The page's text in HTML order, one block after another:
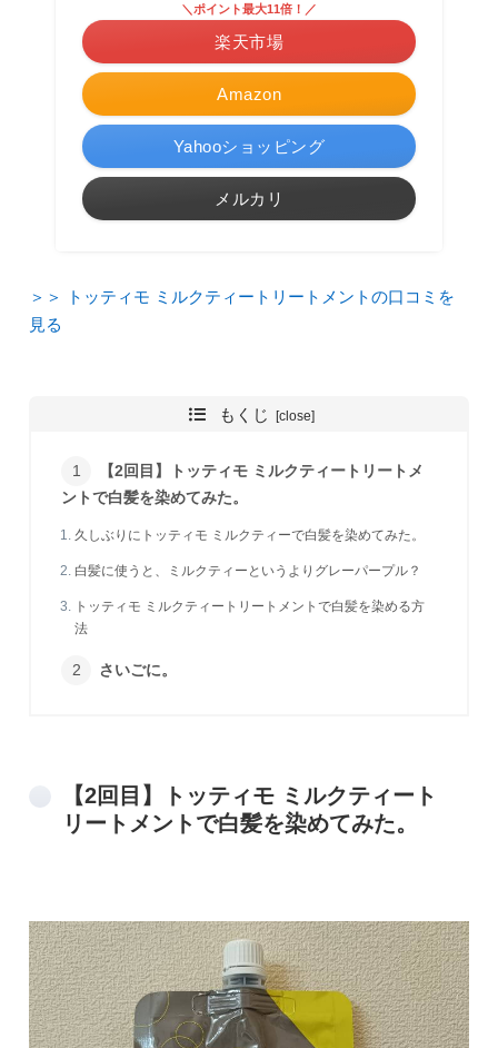
Amazon
＼ポイント最大11倍！／
楽天市場
Yahooショッピング
メルカリ
＞＞ トッティモ ミルクティートリートメントの口コミを
見る
もくじ
【2回目】トッティモ ミルクティートリートメ
ントで白髪を染めてみた。
久しぶりにトッティモ ミルクティーで白髪を染めてみた。
白髪に使うと、ミルクティーというよりグレーパープル？
トッティモ ミルクティートリートメントで白髪を染める方
法
さいごに。
【2回目】トッティモ ミルクティート
リートメントで白髪を染めてみた。